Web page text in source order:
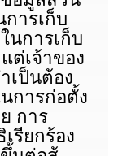
ารเก็บ
นการเก็บ
ต่เจ้าของ
เป็นต้อง
การก่อตั้ง
การ
รียกร้อง